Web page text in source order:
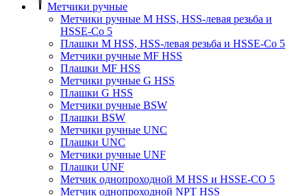
Метчики ручные
Метчики ручные M HSS, HSS-левая резьба и
HSSE-Co 5
Плашки M HSS, HSS-левая резьба и HSSE-Co 5
Метчики ручные MF HSS
Плашки MF HSS
Метчики ручные G HSS
Плашки G HSS
Метчики ручные BSW
Плашки BSW
Метчики ручные UNC
Плашки UNC
Метчики ручные UNF
Плашки UNF
Метчик однопроходной M HSS и HSSE-CO 5
Метчик однопроходной NPT HSS